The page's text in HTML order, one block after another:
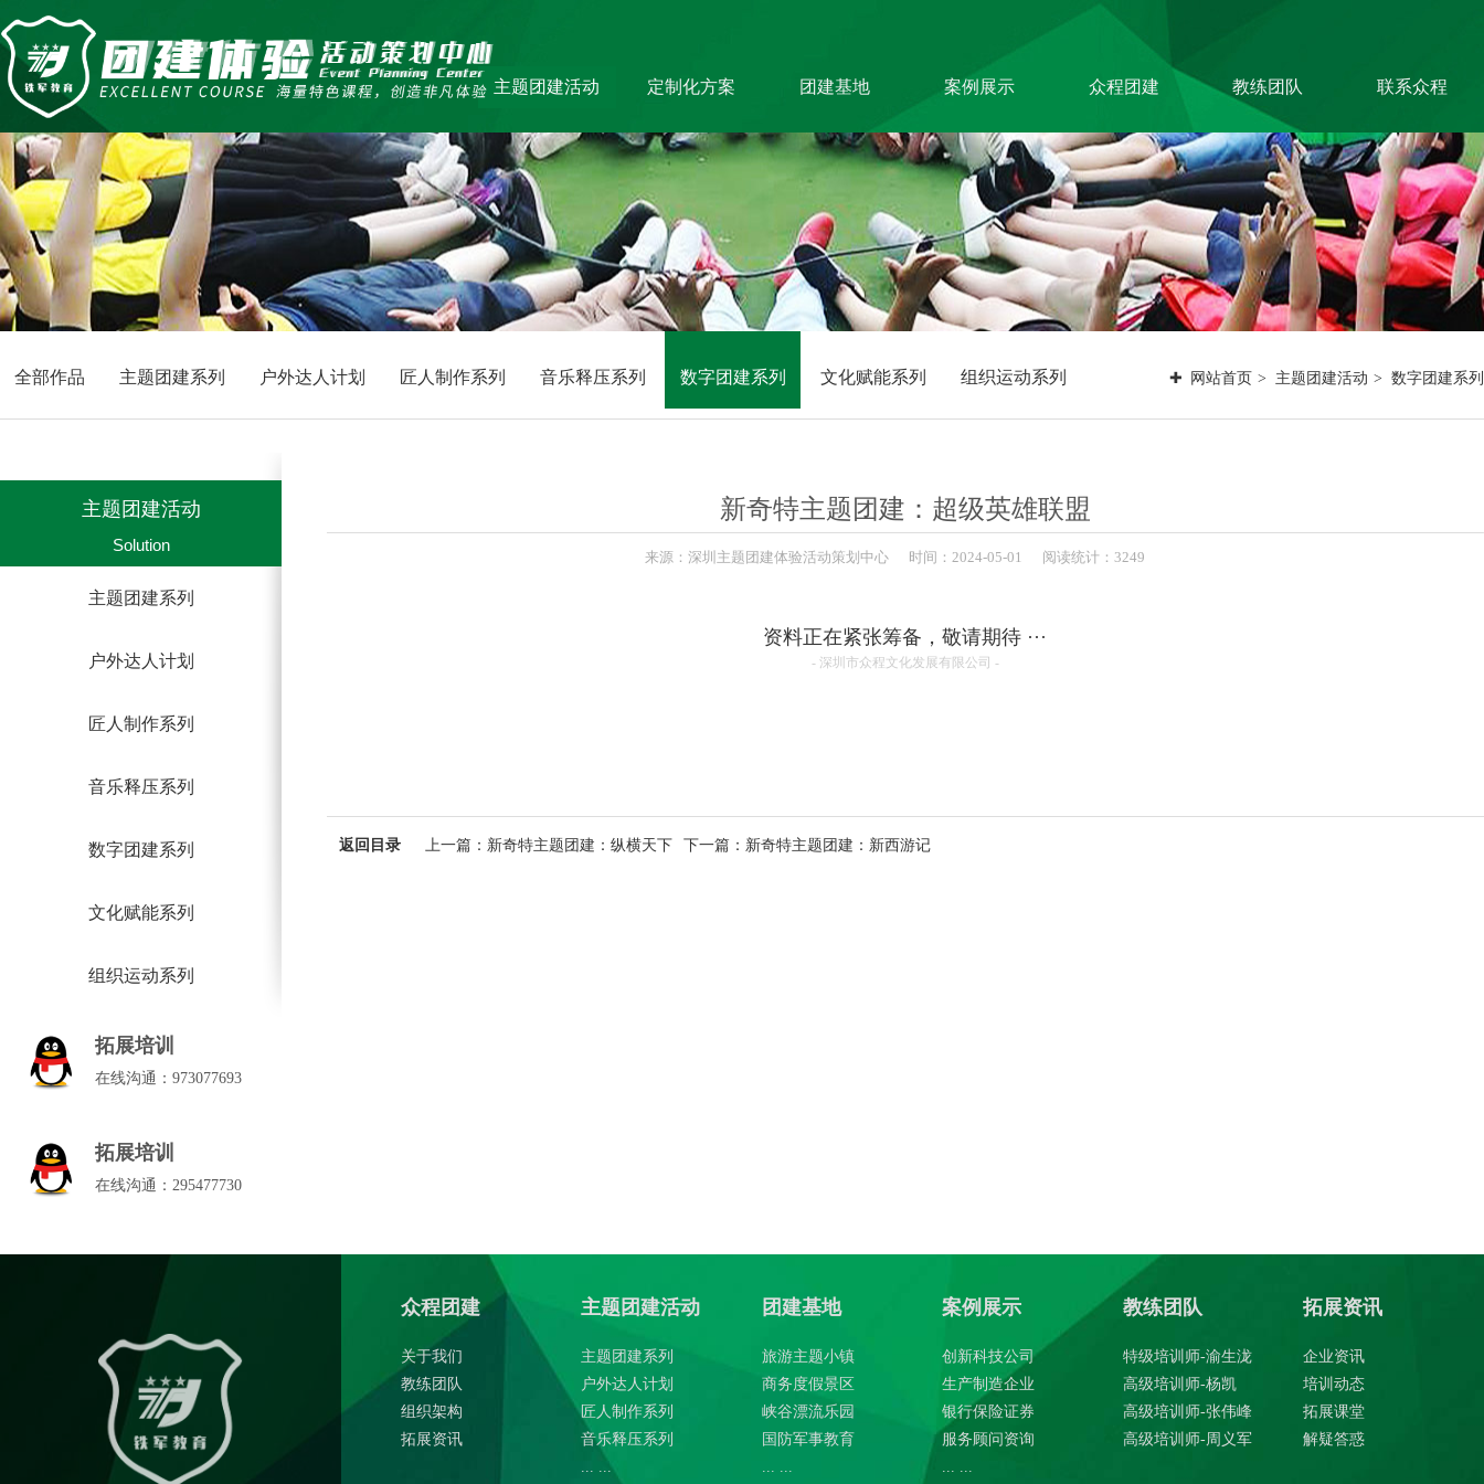
主题团建活动
户外达人计划
匠人制作系列
音乐释压系列
数字团建系列
文化赋能系列
组织运动系列
定制化方案
团建基地
商务度假景区
峡谷漂流乐园
国防军事教育
文化名胜古迹
案例展示
生产制造企业
银行保险证券
服务顾问资询
教培政企机构
众程团建
教练团队
组织架构
拓展资讯
联系方式
教练团队
特级培训师-渝生
泷
高级培训师-杨凯
高级培训师-张伟
峰
高级培训师-周义
军
高级培训师-全鹏
举
联系众程
网站首页 主题团建活动 数字团建系列
全部作品 主题团建系列 户外达人计划 匠人制作系列 音乐释压系列 数字团建系列 文化赋能系列 组织运动系列
主题团建活动
Solution
主题团建系列
户外达人计划
匠人制作系列
音乐释压系列
数字团建系列
文化赋能系列
组织运动系列
拓展培训
在线沟通：973077693
拓展培训
在线沟通：295477730
新奇特主题团建：超级英雄联盟
来源：深圳主题团建体验活动策划中心 时间：2024-05-01 阅读统计：3249
资料正在紧张筹备，敬请期待 ···
- 深圳市众程文化发展有限公司 -
返回目录 上一篇：新奇特主题团建：纵横天下 下一篇：新奇特主题团建：新西游记
众程团建
关于我们
教练团队
组织架构
拓展资讯
主题团建活动
主题团建系列
户外达人计划
匠人制作系列
音乐释压系列
... ...
团建基地
旅游主题小镇
商务度假景区
峡谷漂流乐园
国防军事教育
... ...
案例展示
创新科技公司
生产制造企业
银行保险证券
服务顾问资询
... ...
教练团队
特级培训师-渝生泷
高级培训师-杨凯
高级培训师-张伟峰
高级培训师-周义军
拓展资讯
企业资讯
培训动态
拓展课堂
解疑答惑